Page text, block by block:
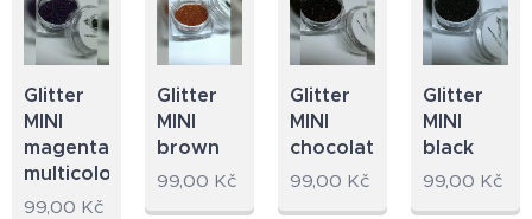
Glitter
MINI
magenta
multicolor
99,00 Kč
Glitter
MINI
brown
99,00 Kč
Glitter
MINI
chocolate
99,00 Kč
Glitter
MINI
black
99,00 Kč